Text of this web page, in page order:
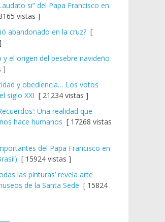
si” del Papa Francisco en
vistas ]
abandonado en la cruz? [
y el origen del pesebre navideño
]
y obediencia… Los votos
siglo XXI [ 21234 vistas ]
Una realidad que
hace humanos [ 17268 vistas
del Papa Francisco en
[ 15924 vistas ]
las pinturas’ revela arte
de la Santa Sede [ 15824